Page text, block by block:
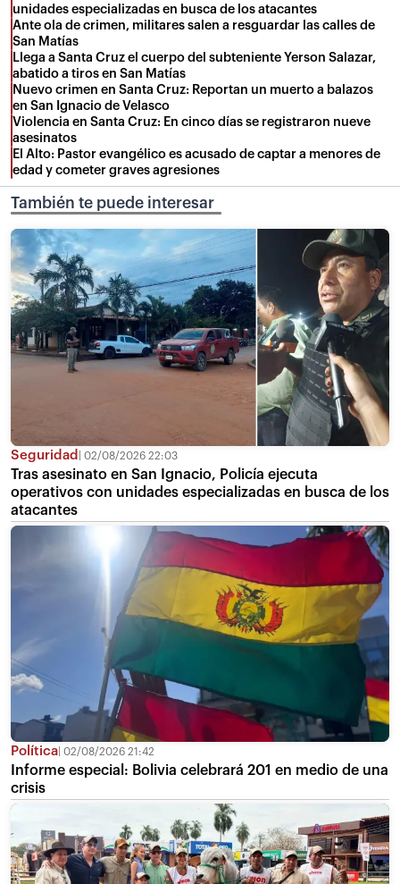
unidades especializadas en busca de los atacantes
Ante ola de crimen, militares salen a resguardar las calles de
San Matías
Llega a Santa Cruz el cuerpo del subteniente Yerson Salazar,
abatido a tiros en San Matías
Nuevo crimen en Santa Cruz: Reportan un muerto a balazos
en San Ignacio de Velasco
Violencia en Santa Cruz: En cinco días se registraron nueve
asesinatos
El Alto: Pastor evangélico es acusado de captar a menores de
edad y cometer graves agresiones
También te puede interesar
Seguridad 02/08/2026 22:03
Tras asesinato en San Ignacio, Policía ejecuta
operativos con unidades especializadas en busca de los
atacantes
Política 02/08/2026 21:42
Informe especial: Bolivia celebrará 201 en medio de una
crisis